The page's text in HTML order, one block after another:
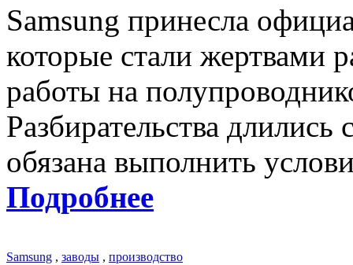
Samsung принесла
которые стали жертвами
работы на
Разбирательства длились
обязана выполнить
Подробнее
Samsung , заводы , производство